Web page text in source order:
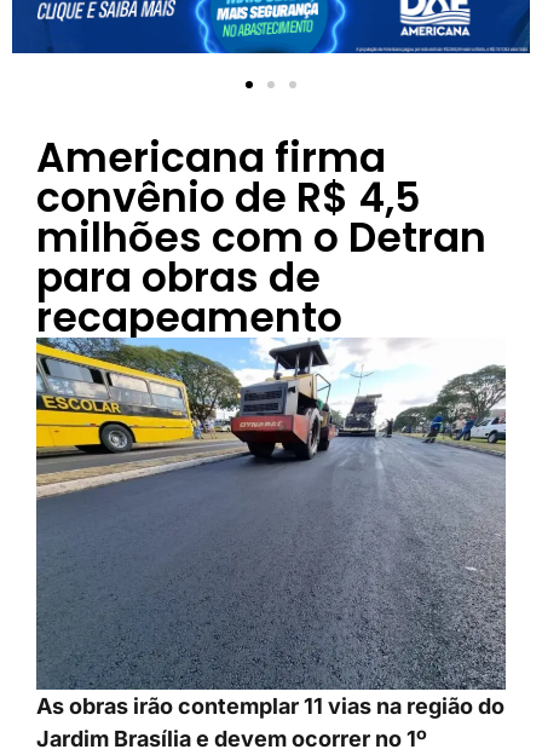
Americana firma
convênio de R$ 4,5
milhões com o Detran
para obras de
recapeamento
As obras irão contemplar 11 vias na região do
Jardim Brasília e devem ocorrer no 1º